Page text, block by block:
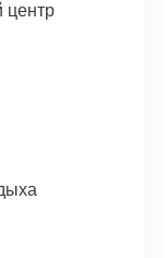
центр